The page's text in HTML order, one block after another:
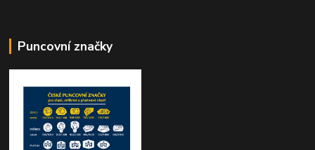
Puncovní značky